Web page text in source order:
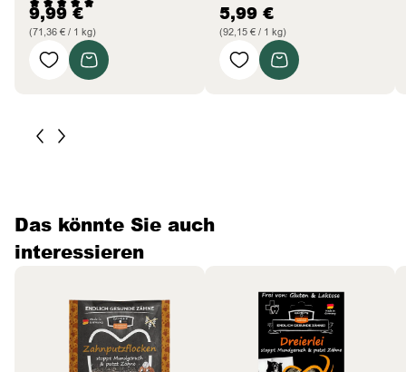
9,99€
(71,36 € / 1 kg)
5,99 €
(92,15 € / 1 kg)
Das könnte Sie auch
interessieren